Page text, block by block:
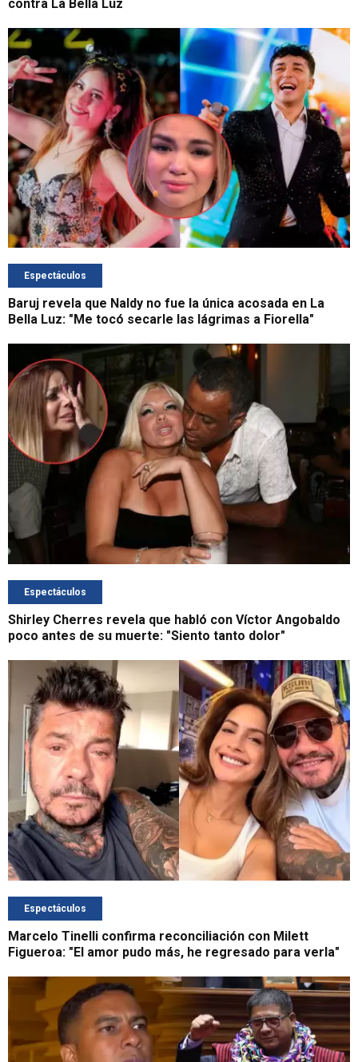
contra La Bella Luz
Espectáculos
Baruj revela que Naldy no fue la única acosada en La
Bella Luz: "Me tocó secarle las lágrimas a Fiorella"
Espectáculos
Shirley Cherres revela que habló con Víctor Angobaldo
poco antes de su muerte: "Siento tanto dolor"
Espectáculos
Marcelo Tinelli confirma reconciliación con Milett
Figueroa: "El amor pudo más, he regresado para verla"